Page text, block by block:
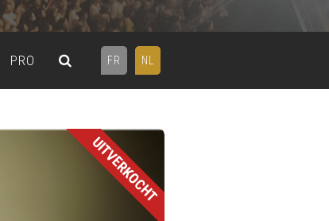
FR NL
PRO
UITVERKOCHT